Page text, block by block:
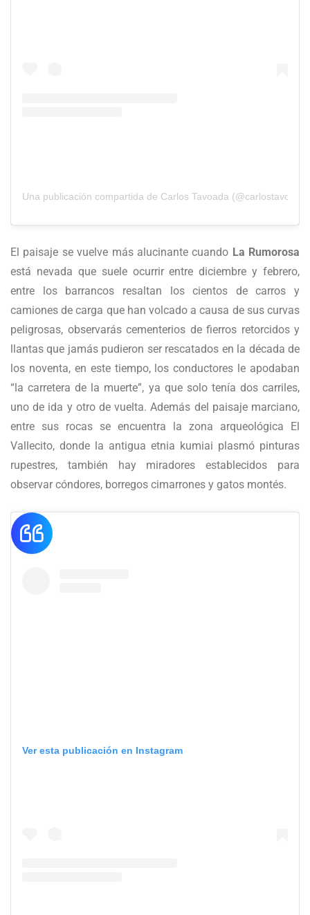
Una publicación compartida de Carlos Tavoada (@carlostavoada)
El paisaje se vuelve más alucinante cuando La Rumorosa
está nevada que suele ocurrir entre diciembre y febrero,
entre los barrancos resaltan los cientos de carros y
camiones de carga que han volcado a causa de sus curvas
peligrosas, observarás cementerios de fierros retorcidos y
llantas que jamás pudieron ser rescatados en la década de
los noventa, en este tiempo, los conductores le apodaban
“la carretera de la muerte”, ya que solo tenía dos carriles,
uno de ida y otro de vuelta. Además del paisaje marciano,
entre sus rocas se encuentra la zona arqueológica El
Vallecito, donde la antigua etnia kumiai plasmó pinturas
rupestres, también hay miradores establecidos para
observar cóndores, borregos cimarrones y gatos montés.
Ver esta publicación en Instagram